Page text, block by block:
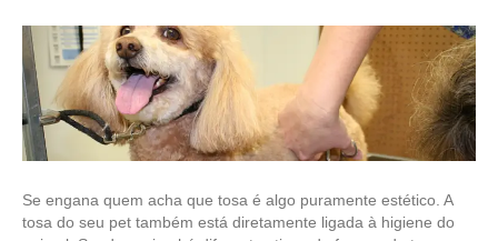
Se engana quem acha que tosa é algo puramente estético. A
tosa do seu pet também está diretamente ligada à higiene do